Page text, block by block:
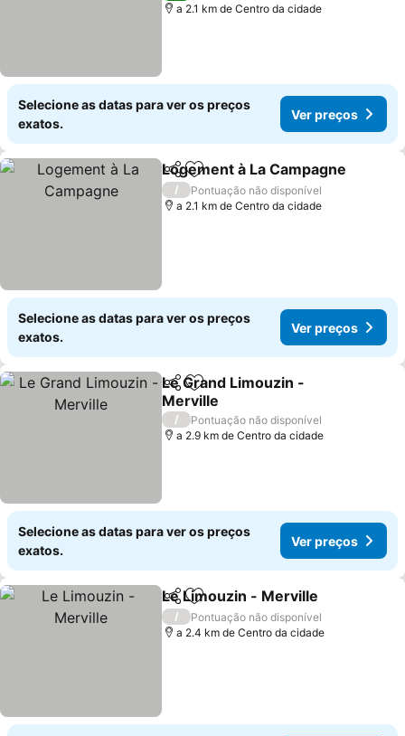
a 2.1 km de Centro da cidade
Selecione as datas para ver os preços
exatos.
Ver preços
PartilharAdicionar aos favoritos
Logement à La Campagne
/
Pontuação não disponível
a 2.1 km de Centro da cidade
Selecione as datas para ver os preços
exatos.
Ver preços
PartilharAdicionar aos favoritos
Le Grand Limouzin -
Merville
/
Pontuação não disponível
a 2.9 km de Centro da cidade
Selecione as datas para ver os preços
exatos.
Ver preços
PartilharAdicionar aos favoritos
Le Limouzin - Merville
/
Pontuação não disponível
a 2.4 km de Centro da cidade